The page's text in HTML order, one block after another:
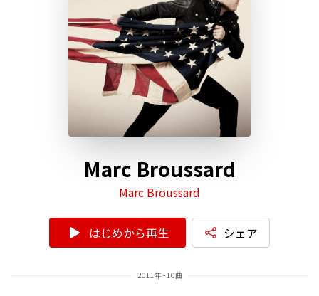
Marc Broussard
Marc Broussard
はじめから再生 シェア
2011年 - 10曲